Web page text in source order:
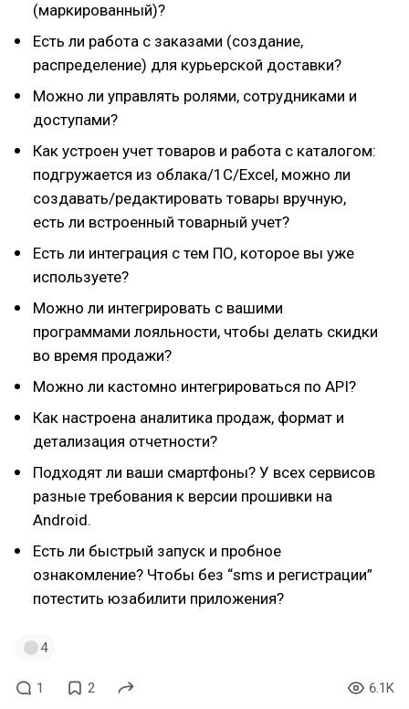
(маркированный)?
Есть ли работа с заказами (создание,
распределение) для курьерской доставки?
Можно ли управлять ролями, сотрудниками и
доступами?
Как устроен учет товаров и работа с каталогом:
подгружается из облака/1С/Excel, можно ли
создавать/редактировать товары вручную,
есть ли встроенный товарный учет?
Есть ли интеграция с тем ПО, которое вы уже
используете?
Можно ли интегрировать с вашими
программами лояльности, чтобы делать скидки
во время продажи?
Можно ли кастомно интегрироваться по API?
Как настроена аналитика продаж, формат и
детализация отчетности?
Подходят ли ваши смартфоны? У всех сервисов
разные требования к версии прошивки на
Android.
Есть ли быстрый запуск и пробное
ознакомление? Чтобы без “sms и регистрации”
потестить юзабилити приложения?
4
1 2 6.1K